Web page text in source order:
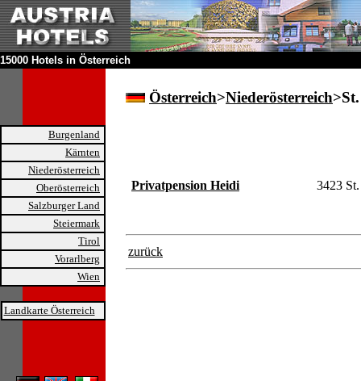
15000 Hotels in Österreich
Burgenland
Kärnten
Niederösterreich
Oberösterreich
Salzburger Land
Steiermark
Tirol
Vorarlberg
Wien
Landkarte Österreich
Österreich>Niederösterreich
Privatpension Heidi 3423
zurück